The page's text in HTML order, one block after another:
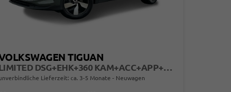
TIGUAN
LIMITED DSG+EHK+360 KAM+ACC+APP+LED PLUS+17" LM+KLIMA
Lieferzeit: ca. 3-5 Monate Neuwagen